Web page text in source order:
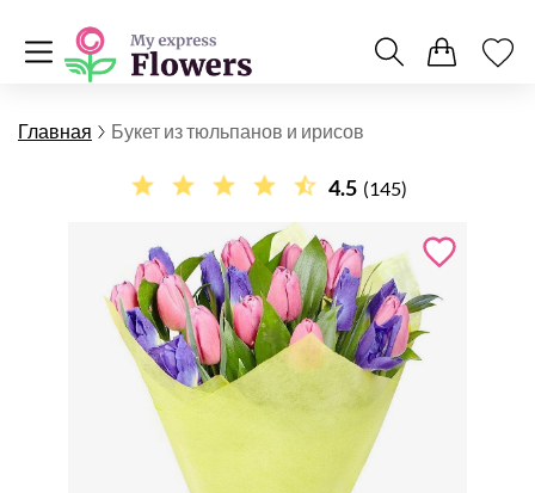
Главная Букет из тюльпанов и ирисов
4.5 (145)